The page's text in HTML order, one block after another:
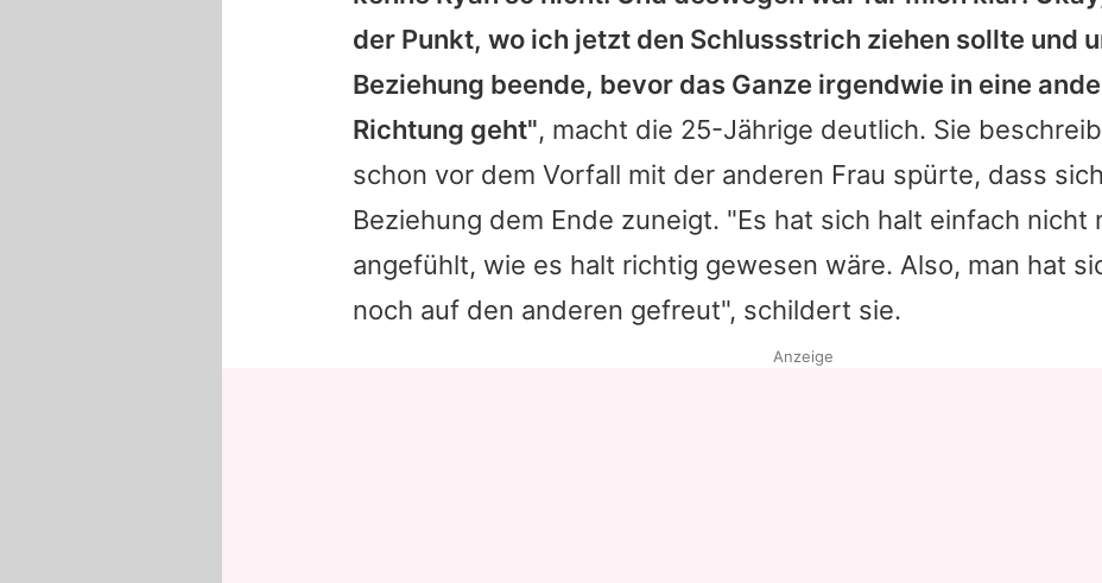
der Punkt, wo ich jetzt den Schlussstrich ziehen sollte und
Beziehung beende, bevor das Ganze irgendwie in eine
Richtung geht", macht die 25-Jährige deutlich. Sie
schon vor dem Vorfall mit der anderen Frau spürte, dass
Beziehung dem Ende zuneigt. "Es hat sich halt einfach nicht
angefühlt, wie es halt richtig gewesen wäre. Also, man hat
noch auf den anderen gefreut", schildert sie.
Anzeige